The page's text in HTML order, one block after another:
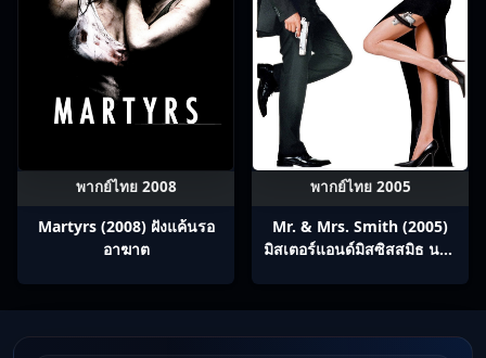
พากย์ไทย 2008
Martyrs (2008) ฝังแค้นรอ
อาฆาต
พากย์ไทย 2005
Mr. & Mrs. Smith (2005)
มิสเตอร์แอนด์มิสซิสสมิธ นาย